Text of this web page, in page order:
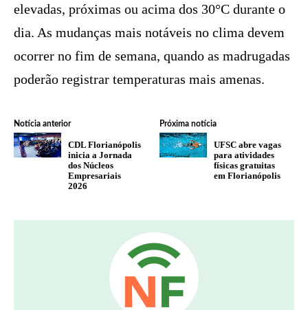
elevadas, próximas ou acima dos 30°C durante o
dia. As mudanças mais notáveis no clima devem
ocorrer no fim de semana, quando as madrugadas
poderão registrar temperaturas mais amenas.
Notícia anterior
CDL Florianópolis
inicia a Jornada
dos Núcleos
Empresariais
2026
Próxima notícia
UFSC abre vagas
para atividades
físicas gratuitas
em Florianópolis